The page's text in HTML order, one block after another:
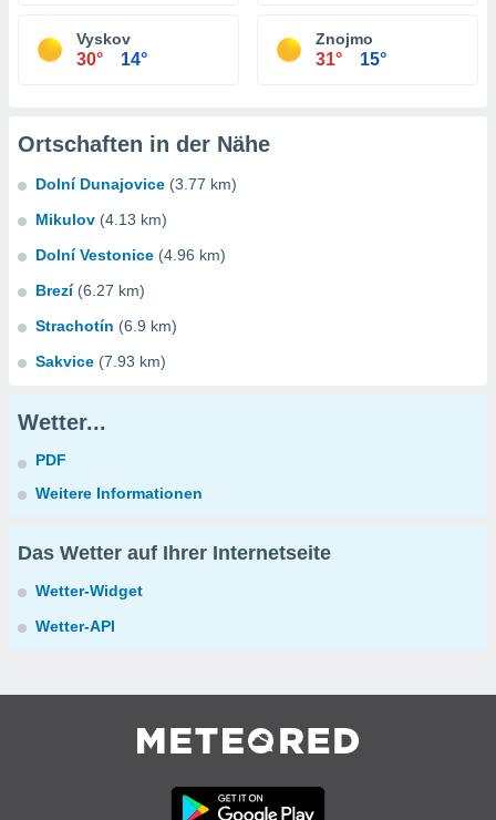
Vyskov
30° 14°
Znojmo
31° 15°
Ortschaften in der Nähe
Dolní Dunajovice (3.77 km)
Mikulov (4.13 km)
Dolní Vestonice (4.96 km)
Brezí (6.27 km)
Strachotín (6.9 km)
Sakvice (7.93 km)
Wetter...
PDF
Weitere Informationen
Das Wetter auf Ihrer Internetseite
Wetter-Widget
Wetter-API